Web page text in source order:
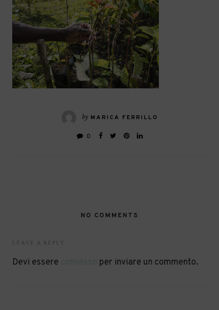
by MARICA FERRILLO
0
NO COMMENTS
LEAVE A REPLY
Devi essere per inviare un commento.